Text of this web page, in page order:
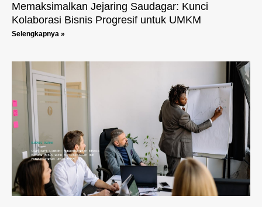
Memaksimalkan Jejaring Saudagar: Kunci
Kolaborasi Bisnis Progresif untuk UMKM
Selengkapnya »